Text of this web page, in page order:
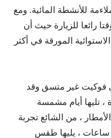
للأنشطة المائية. ومع
رائعا للزيارة حيث أن
المورقة في أكثر
فوكيت غير متسق وقد
، تليها أيام مشمسة
، من الشائع تجربة
، يليها طقس